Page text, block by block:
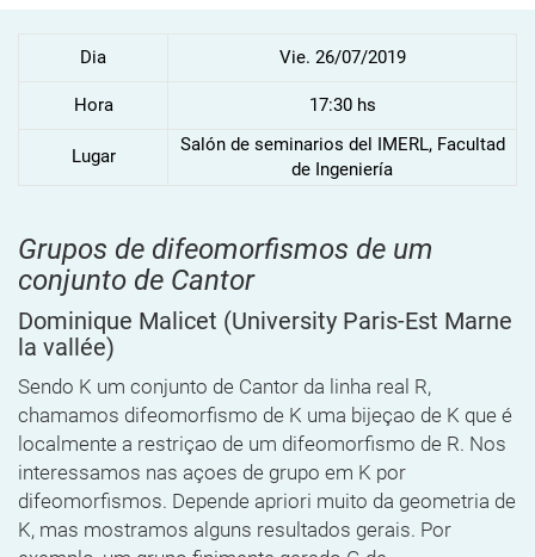
Dia Vie. 26/07/2019
Hora 17:30 hs
Lugar
Salón de seminarios del IMERL, Facultad
de Ingeniería
Grupos de difeomorfismos de um
conjunto de Cantor
Dominique Malicet (University Paris-Est Marne
la vallée)
Sendo K um conjunto de Cantor da linha real R,
chamamos difeomorfismo de K uma bijeçao de K que é
localmente a restriçao de um difeomorfismo de R. Nos
interessamos nas açoes de grupo em K por
difeomorfismos. Depende apriori muito da geometria de
K, mas mostramos alguns resultados gerais. Por